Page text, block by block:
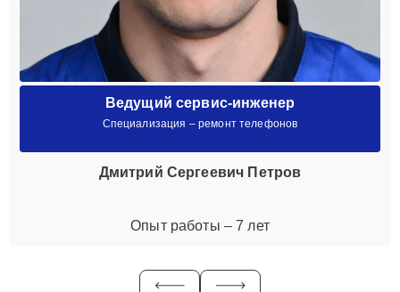
Ведущий сервис-инженер
Специализация – ремонт телефонов
Дмитрий Сергеевич Петров
Опыт работы – 7 лет